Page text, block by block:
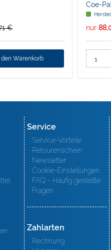
€
den Warenkorb
Coe-
nur
Service
Service-Vorteile
Retourenschein
Newsletter
Cookie-Einstellungen
FAQ - Häufig gestellte
Fragen
Zahlarten
Rechnung